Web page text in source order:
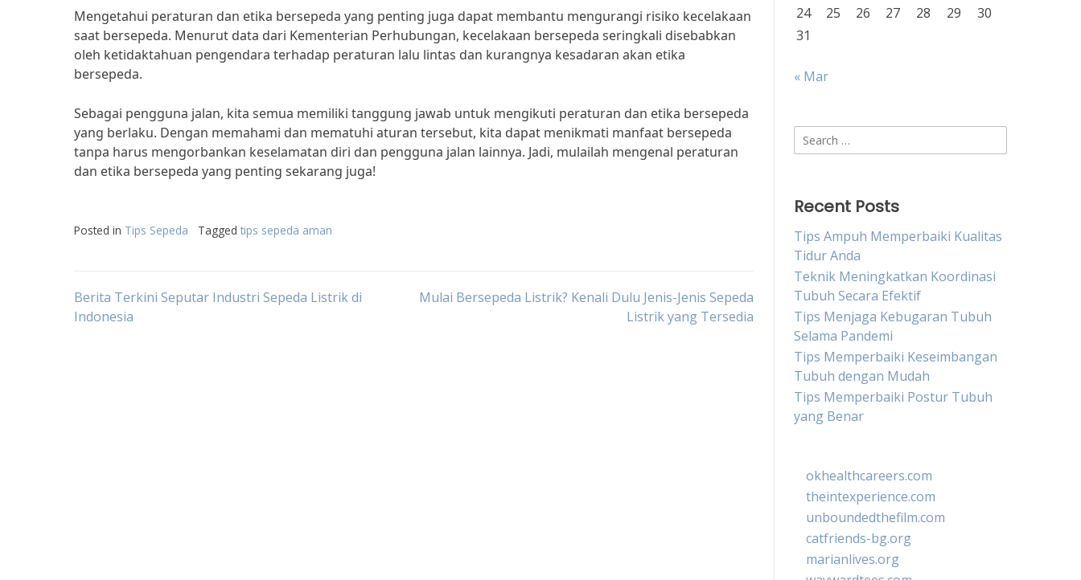
Mengetahui peraturan dan etika bersepeda yang penting juga dapat membantu mengurangi risiko kecelakaan
saat bersepeda. Menurut data dari Kementerian Perhubungan, kecelakaan bersepeda seringkali disebabkan
oleh ketidaktahuan pengendara terhadap peraturan lalu lintas dan kurangnya kesadaran akan etika
bersepeda.
Sebagai pengguna jalan, kita semua memiliki tanggung jawab untuk mengikuti peraturan dan etika bersepeda
yang berlaku. Dengan memahami dan mematuhi aturan tersebut, kita dapat menikmati manfaat bersepeda
tanpa harus mengorbankan keselamatan diri dan pengguna jalan lainnya. Jadi, mulailah mengenal peraturan
dan etika bersepeda yang penting sekarang juga!
Posted in Tips Sepeda Tagged tips sepeda aman
Post
Berita Terkini Seputar Industri Sepeda Listrik di
Indonesia
Mulai Bersepeda Listrik? Kenali Dulu Jenis-Jenis Sepeda
Listrik yang Tersedia
24
25 26 27 28 29
30
31
« Mar
Search
for:
Recent Posts
Tips Ampuh Memperbaiki Kualitas
Tidur Anda
Teknik Meningkatkan Koordinasi
Tubuh Secara Efektif
Tips Menjaga Kebugaran Tubuh
Selama Pandemi
Tips Memperbaiki Keseimbangan
Tubuh dengan Mudah
Tips Memperbaiki Postur Tubuh
yang Benar
okhealthcareers.com
theintexperience.com
unboundedthefilm.com
catfriends-bg.org
marianlives.org